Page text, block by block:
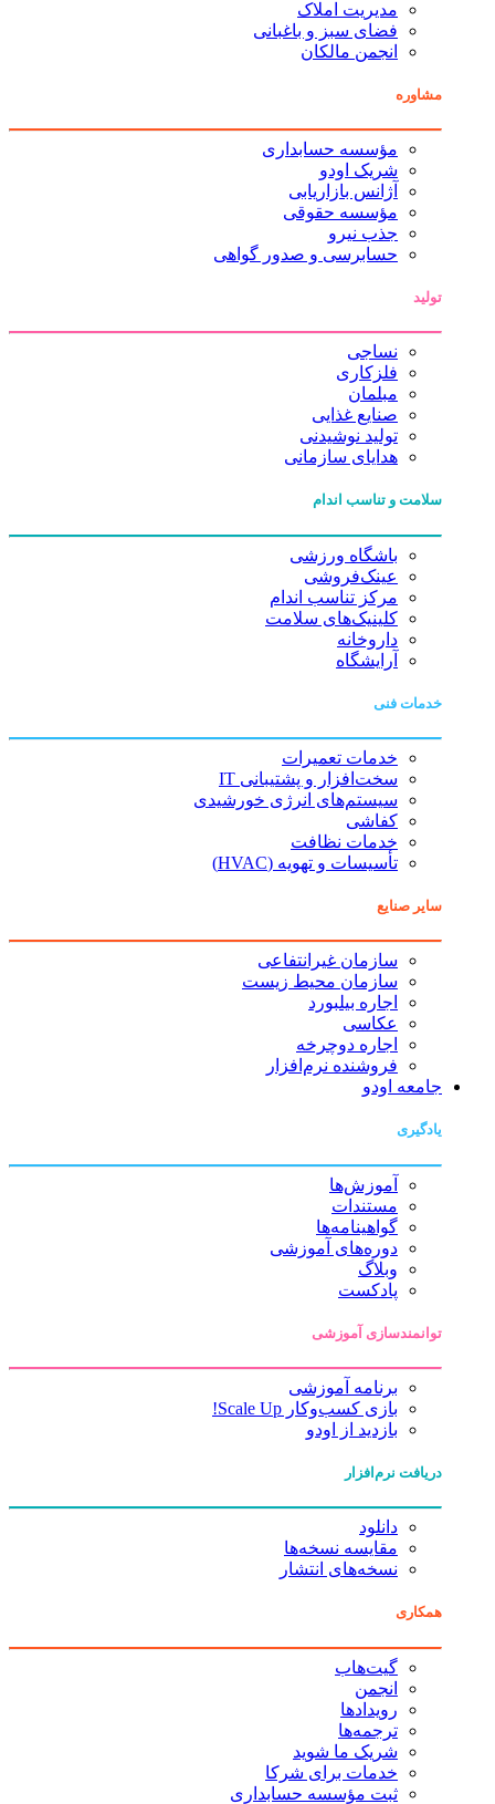
مدیریت املاک
فضای سبز و باغبانی
انجمن مالکان
مشاوره
مؤسسه حسابداری
شریک اودو
آژانس بازاریابی
مؤسسه حقوقی
جذب نیرو
حسابرسی و صدور گواهی
تولید
نساجی
فلزکاری
مبلمان
صنایع غذایی
تولید نوشیدنی
هدایای سازمانی
سلامت و تناسب اندام
باشگاه ورزشی
عینک‌فروشی
مرکز تناسب اندام
کلینیک‌های سلامت
داروخانه
آرایشگاه
خدمات فنی
خدمات تعمیرات
سخت‌افزار و پشتیبانی IT
سیستم‌های انرژی خورشیدی
کفاشی
خدمات نظافت
تأسیسات و تهویه (HVAC)
سایر صنایع
سازمان غیرانتفاعی
سازمان محیط زیست
اجاره بیلبورد
عکاسی
اجاره دوچرخه
فروشنده نرم‌افزار
جامعه اودو
یادگیری
آموزش‌ها
مستندات
گواهینامه‌ها
دوره‌های آموزشی
وبلاگ
پادکست
توانمندسازی آموزشی
برنامه آموزشی
بازی کسب‌وکار Scale Up!
بازدید از اودو
دریافت نرم‌افزار
دانلود
مقایسه نسخه‌ها
نسخه‌های انتشار
همکاری
گیت‌هاب
انجمن
رویدادها
ترجمه‌ها
شریک ما شوید
خدمات برای شرکا
ثبت مؤسسه حسابداری